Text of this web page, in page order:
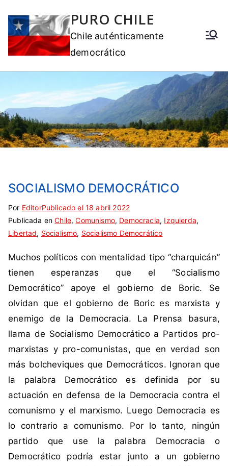
PURO CHILE
Chile auténticamente
democrático
SOCIALISMO DEMOCRÁTICO
Por EditorPublicado el 18 abril 2022
Publicada enChile,Comunismo, Democracia, Izquierda,
Libertad, Socialismo, Socialismo Democrático
E
t
i
u
e
t
d
a
c
o
m
B
o
r
i
c
S
i
n
o
m
e
t
a
r
i
o
Muchos políticos con mentalidad tipo “charquicán”
tienen esperanzas que el “Socialismo
Democrático” apoye el gobierno de Boric. Se
olvidan que el gobierno de Boric es marxista y
enemigo de la Democracia. La Prensa basura,
llama de Socialismo Democrático a Partidos pro-
marxistas y pro-comunistas, que en verdad son
más bolcheviques que Democráticos. Ignoran que
la palabra Democrático es definida por su
actuación en defensa de la Democracia contra el
comunismo y el marxismo. Luego Democracia es
lo contrario a comunismo. Por lo tanto, ningún
partido que use la palabra Democracia o
Democrático podría estar junto a un gobierno